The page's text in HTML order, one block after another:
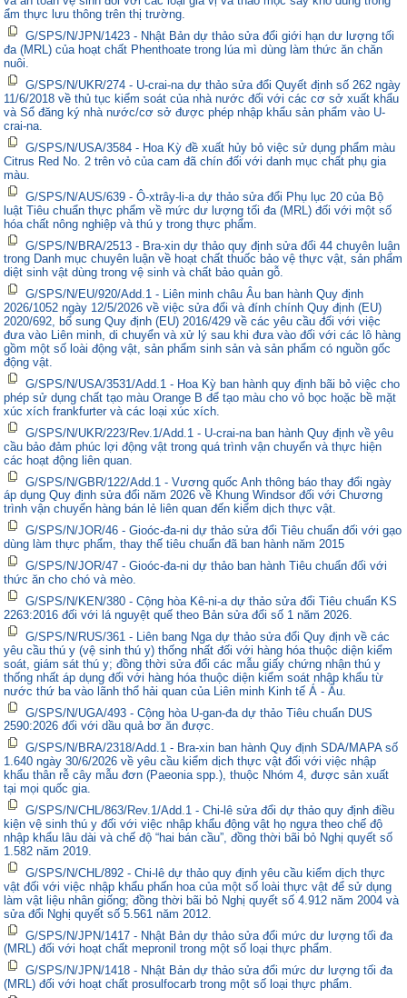
ẩm thực lưu thông trên thị trường.
G/SPS/N/JPN/1423 - Nhật Bản dự thảo sửa đổi giới hạn dư lượng tối
đa (MRL) của hoạt chất Phenthoate trong lúa mì dùng làm thức ăn chăn
nuôi.
G/SPS/N/UKR/274 - U-crai-na dự thảo sửa đổi Quyết định số 262 ngày
11/6/2018 về thủ tục kiểm soát của nhà nước đối với các cơ sở xuất khẩu
và Sổ đăng ký nhà nước/cơ sở được phép nhập khẩu sản phẩm vào U-
crai-na.
G/SPS/N/USA/3584 - Hoa Kỳ đề xuất hủy bỏ việc sử dụng phẩm màu
Citrus Red No. 2 trên vỏ của cam đã chín đối với danh mục chất phụ gia
màu.
G/SPS/N/AUS/639 - Ô-xtrây-li-a dự thảo sửa đổi Phụ lục 20 của Bộ
luật Tiêu chuẩn thực phẩm về mức dư lượng tối đa (MRL) đối với một số
hóa chất nông nghiệp và thú y trong thực phẩm.
G/SPS/N/BRA/2513 - Bra-xin dự thảo quy định sửa đổi 44 chuyên luận
trong Danh mục chuyên luận về hoạt chất thuốc bảo vệ thực vật, sản phẩm
diệt sinh vật dùng trong vệ sinh và chất bảo quản gỗ.
G/SPS/N/EU/920/Add.1 - Liên minh châu Âu ban hành Quy định
2026/1052 ngày 12/5/2026 về việc sửa đổi và đính chính Quy định (EU)
2020/692, bổ sung Quy định (EU) 2016/429 về các yêu cầu đối với việc
đưa vào Liên minh, di chuyển và xử lý sau khi đưa vào đối với các lô hàng
gồm một số loài động vật, sản phẩm sinh sản và sản phẩm có nguồn gốc
động vật.
G/SPS/N/USA/3531/Add.1 - Hoa Kỳ ban hành quy định bãi bỏ việc cho
phép sử dụng chất tạo màu Orange B để tạo màu cho vỏ bọc hoặc bề mặt
xúc xích frankfurter và các loại xúc xích.
G/SPS/N/UKR/223/Rev.1/Add.1 - U-crai-na ban hành Quy định về yêu
cầu bảo đảm phúc lợi động vật trong quá trình vận chuyển và thực hiện
các hoạt động liên quan.
G/SPS/N/GBR/122/Add.1 - Vương quốc Anh thông báo thay đổi ngày
áp dụng Quy định sửa đổi năm 2026 về Khung Windsor đối với Chương
trình vận chuyển hàng bán lẻ liên quan đến kiểm dịch thực vật.
G/SPS/N/JOR/46 - Gioóc-đa-ni dự thảo sửa đổi Tiêu chuẩn đối với gạo
dùng làm thực phẩm, thay thế tiêu chuẩn đã ban hành năm 2015
G/SPS/N/JOR/47 - Gioóc-đa-ni dự thảo ban hành Tiêu chuẩn đối với
thức ăn cho chó và mèo.
G/SPS/N/KEN/380 - Cộng hòa Kê-ni-a dự thảo sửa đổi Tiêu chuẩn KS
2263:2016 đối với lá nguyệt quế theo Bản sửa đổi số 1 năm 2026.
G/SPS/N/RUS/361 - Liên bang Nga dự thảo sửa đổi Quy định về các
yêu cầu thú y (vệ sinh thú y) thống nhất đối với hàng hóa thuộc diện kiểm
soát, giám sát thú y; đồng thời sửa đổi các mẫu giấy chứng nhận thú y
thống nhất áp dụng đối với hàng hóa thuộc diện kiểm soát nhập khẩu từ
nước thứ ba vào lãnh thổ hải quan của Liên minh Kinh tế Á - Âu.
G/SPS/N/UGA/493 - Cộng hòa U-gan-đa dự thảo Tiêu chuẩn DUS
2590:2026 đối với dầu quả bơ ăn được.
G/SPS/N/BRA/2318/Add.1 - Bra-xin ban hành Quy định SDA/MAPA số
1.640 ngày 30/6/2026 về yêu cầu kiểm dịch thực vật đối với việc nhập
khẩu thân rễ cây mẫu đơn (Paeonia spp.), thuộc Nhóm 4, được sản xuất
tại mọi quốc gia.
G/SPS/N/CHL/863/Rev.1/Add.1 - Chi-lê sửa đổi dự thảo quy định điều
kiện vệ sinh thú y đối với việc nhập khẩu động vật họ ngựa theo chế độ
nhập khẩu lâu dài và chế độ “hai bán cầu”, đồng thời bãi bỏ Nghị quyết số
1.582 năm 2019.
G/SPS/N/CHL/892 - Chi-lê dự thảo quy định yêu cầu kiểm dịch thực
vật đối với việc nhập khẩu phấn hoa của một số loài thực vật để sử dụng
làm vật liệu nhân giống; đồng thời bãi bỏ Nghị quyết số 4.912 năm 2004 và
sửa đổi Nghị quyết số 5.561 năm 2012.
G/SPS/N/JPN/1417 - Nhật Bản dự thảo sửa đổi mức dư lượng tối đa
(MRL) đối với hoạt chất mepronil trong một số loại thực phẩm.
G/SPS/N/JPN/1418 - Nhật Bản dự thảo sửa đổi mức dư lượng tối đa
(MRL) đối với hoạt chất prosulfocarb trong một số loại thực phẩm.